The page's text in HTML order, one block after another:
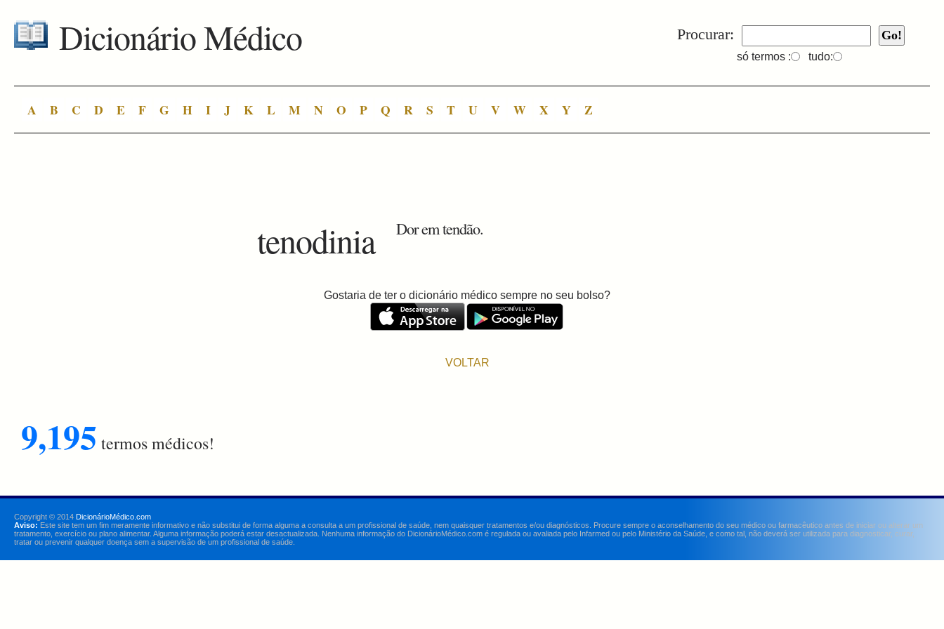
Procurar:
só termos : tudo:
Dicionário Médico
A B C D E F G H I J K L M N O P Q R S T U V W X Y Z
tenodinia Dor em tendão.
Gostaria de ter o dicionário médico sempre no seu bolso?
VOLTAR
9,195 termos médicos!
Copyright © 2014 DicionárioMédico.com
Aviso: Este site tem um fim meramente informativo e não substitui de forma alguma a consulta a um profissional de saúde, nem quaisquer tratamentos e/ou diagnósticos. Procure sempre o aconselhamento do seu médico ou farmacêutico antes de iniciar ou alterar um
tratamento, exercício ou plano alimentar. Alguma informação poderá estar desactualizada. Nenhuma informação do DicionárioMédico.com é regulada ou avaliada pelo Infarmed ou pelo Ministério da Saúde, e como tal, não deverá ser utilizada para diagnosticar, curar,
tratar ou prevenir qualquer doença sem a supervisão de um profissional de saúde.